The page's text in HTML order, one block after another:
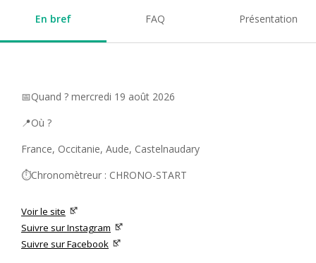
En bref FAQ Présentation
📅Quand ? mercredi 19 août 2026
📍Où ?
France, Occitanie, Aude, Castelnaudary
⏱️Chronomètreur : CHRONO-START
Voir le site
Suivre sur Instagram
Suivre sur Facebook